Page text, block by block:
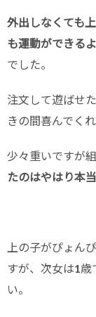
外出しなくても
も運動ができる
でした。
注文して遊ばせ
きの間喜んでくれ
少々重いですが
たのはやはり本
上の子がぴょん
すが、次女は1
い。